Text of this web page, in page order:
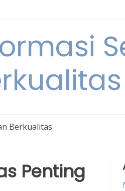
Berkualitas
Penting